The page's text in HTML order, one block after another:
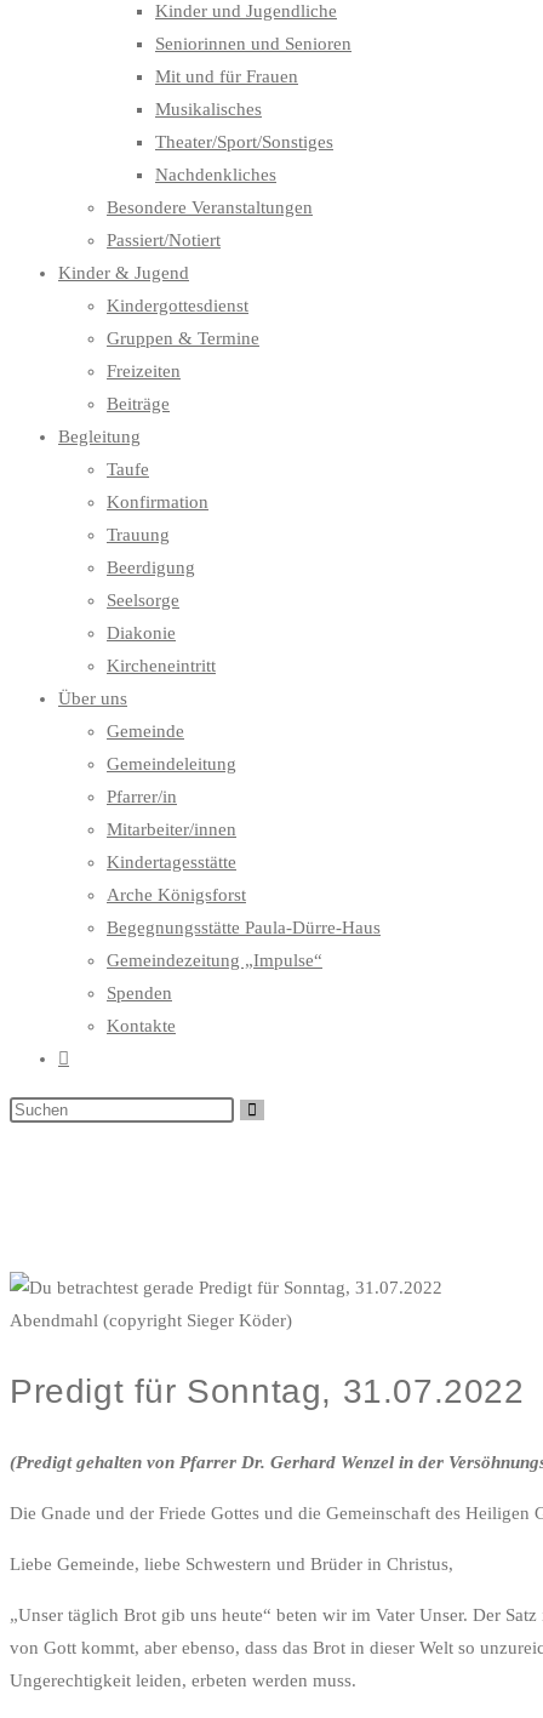
Kinder und Jugendliche
Seniorinnen und Senioren
Mit und für Frauen
Musikalisches
Theater/Sport/Sonstiges
Nachdenkliches
Besondere Veranstaltungen
Passiert/Notiert
Kinder & Jugend
Kindergottesdienst
Gruppen & Termine
Freizeiten
Beiträge
Begleitung
Taufe
Konfirmation
Trauung
Beerdigung
Seelsorge
Diakonie
Kircheneintritt
Über uns
Gemeinde
Gemeindeleitung
Pfarrer/in
Mitarbeiter/innen
Kindertagesstätte
Arche Königsforst
Begegnungsstätte Paula-Dürre-Haus
Gemeindezeitung „Impulse“
Spenden
Kontakte
Website-
umschalten
Abendmahl (copyright Sieger Köder)
Predigt für Sonntag, 31.07.2022
(Predigt gehalten von Pfarrer Dr. Gerhard Wenzel in der
Die Gnade und der Friede Gottes und die Gemeinschaft des Heiligen
Liebe Gemeinde, liebe Schwestern und Brüder in Christus,
„Unser täglich Brot gib uns heute“ beten wir im Vater Unser. Der
von Gott kommt, aber ebenso, dass das Brot in dieser Welt so
Ungerechtigkeit leiden, erbeten werden muss.